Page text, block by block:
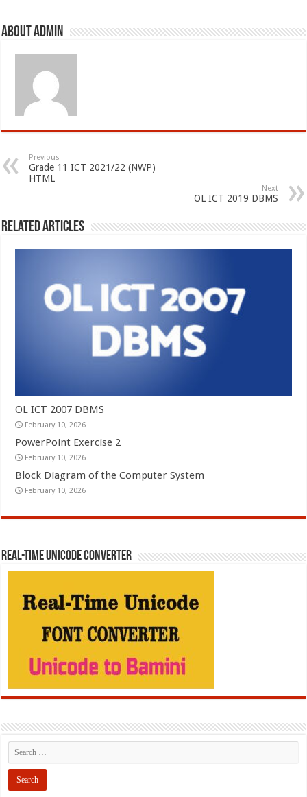
About admin
Previous
Grade 11 ICT 2021/22 (NWP)
HTML
Next
OL ICT 2019 DBMS
Related Articles
OL ICT 2007 DBMS
February 10, 2026
PowerPoint Exercise 2
February 10, 2026
Block Diagram of the Computer System
February 10, 2026
REAL-TIME UNICODE CONVERTER